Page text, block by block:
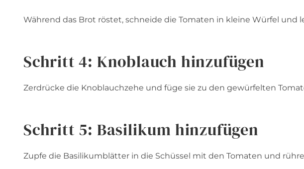
Während das Brot röstet, schneide die Tomaten in kleine Würfel und
Schritt 4: Knoblauch hinzufügen
Zerdrücke die Knoblauchzehe und füge sie zu den gewürfelten
Schritt 5: Basilikum hinzufügen
Zupfe die Basilikumblätter in die Schüssel mit den Tomaten und